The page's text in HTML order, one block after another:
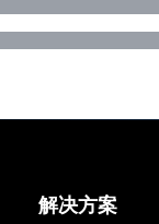
解决方案